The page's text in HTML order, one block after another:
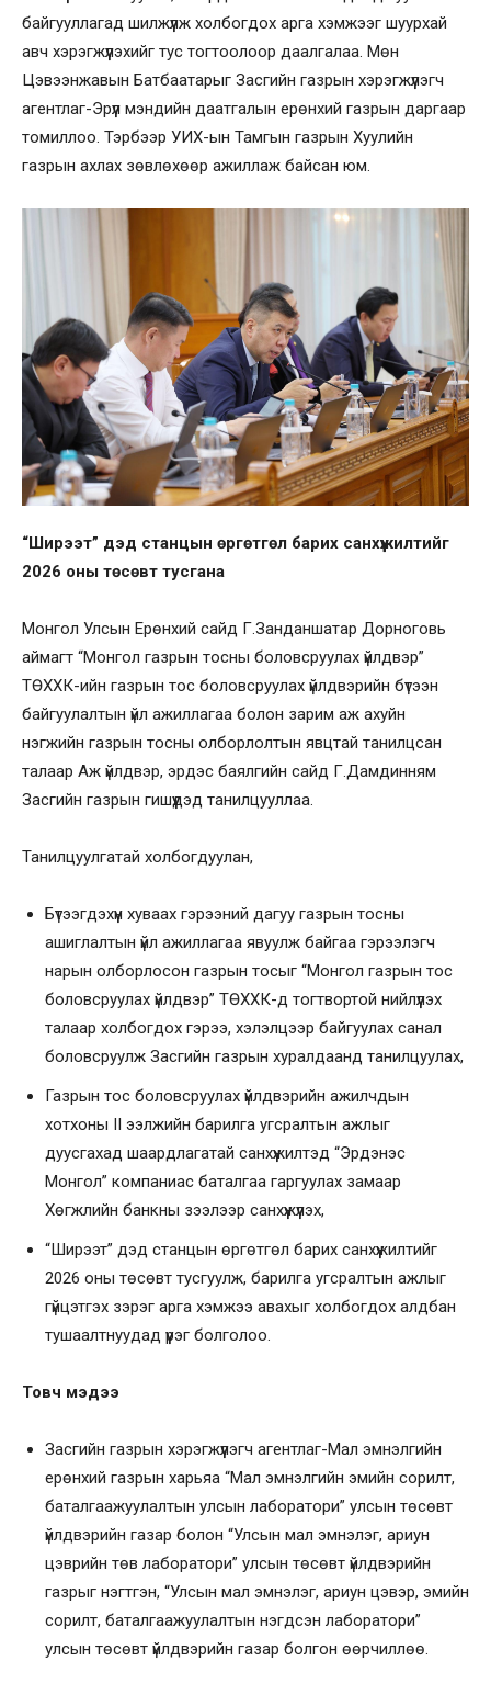
байгууллагад шилжүүлж холбогдох арга хэмжээг шуурхай
авч хэрэгжүүлэхийг тус тогтоолоор даалгалаа. Мөн
Цэвээнжавын Батбаатарыг Засгийн газрын хэрэгжүүлэгч
агентлаг-Эрүүл мэндийн даатгалын ерөнхий газрын даргаар
томиллоо. Тэрбээр УИХ-ын Тамгын газрын Хуулийн
газрын ахлах зөвлөхөөр ажиллаж байсан юм.
“Ширээт” дэд станцын өргөтгөл барих санхүүжилтийг
2026 оны төсөвт тусгана
Монгол Улсын Ерөнхий сайд Г.Занданшатар Дорноговь
аймагт “Монгол газрын тосны боловсруулах үйлдвэр”
ТӨХХК-ийн газрын тос боловсруулах үйлдвэрийн бүтээн
байгуулалтын үйл ажиллагаа болон зарим аж ахуйн
нэгжийн газрын тосны олборлолтын явцтай танилцсан
талаар Аж үйлдвэр, эрдэс баялгийн сайд Г.Дамдинням
Засгийн газрын гишүүдэд танилцууллаа.
Танилцуулгатай холбогдуулан,
Бүтээгдэхүүн хуваах гэрээний дагуу газрын тосны
ашиглалтын үйл ажиллагаа явуулж байгаа гэрээлэгч
нарын олборлосон газрын тосыг “Монгол газрын тос
боловсруулах үйлдвэр” ТӨХХК-д тогтвортой нийлүүлэх
талаар холбогдох гэрээ, хэлэлцээр байгуулах санал
боловсруулж Засгийн газрын хуралдаанд танилцуулах,
Газрын тос боловсруулах үйлдвэрийн ажилчдын
хотхоны II ээлжийн барилга угсралтын ажлыг
дуусгахад шаардлагатай санхүүжилтэд “Эрдэнэс
Монгол” компаниас баталгаа гаргуулах замаар
Хөгжлийн банкны зээлээр санхүүжүүлэх,
“Ширээт” дэд станцын өргөтгөл барих санхүүжилтийг
2026 оны төсөвт тусгуулж, барилга угсралтын ажлыг
гүйцэтгэх зэрэг арга хэмжээ авахыг холбогдох алдбан
тушаалтнуудад үүрэг болголоо.
Товч мэдээ
Засгийн газрын хэрэгжүүлэгч агентлаг-Мал эмнэлгийн
ерөнхий газрын харьяа “Мал эмнэлгийн эмийн сорилт,
баталгаажуулалтын улсын лаборатори” улсын төсөвт
үйлдвэрийн газар болон “Улсын мал эмнэлэг, ариун
цэврийн төв лаборатори” улсын төсөвт үйлдвэрийн
газрыг нэгтгэн, “Улсын мал эмнэлэг, ариун цэвэр, эмийн
сорилт, баталгаажуулалтын нэгдсэн лаборатори”
улсын төсөвт үйлдвэрийн газар болгон өөрчиллөө.